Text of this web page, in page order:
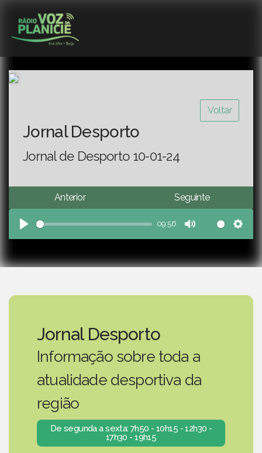
Voltar
Jornal Desporto
Jornal de Desporto 10-01-24
Anterior Seguinte
Play
09:56
Mute
Jornal Desporto
Informação sobre toda a
atualidade desportiva da
região
De segunda a sexta: 7h50 - 10h15 - 12h30 -
17h30 - 19h15